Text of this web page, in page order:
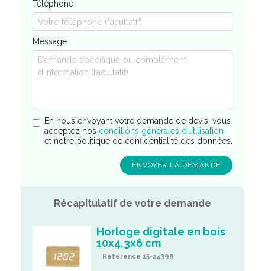
Téléphone
Message
En nous envoyant votre demande de devis, vous
acceptez nos conditions générales d’utilisation
et notre politique de confidentialité des données.
Récapitulatif de votre demande
Horloge digitale en bois
10x4,3x6 cm
Référence 15-24399